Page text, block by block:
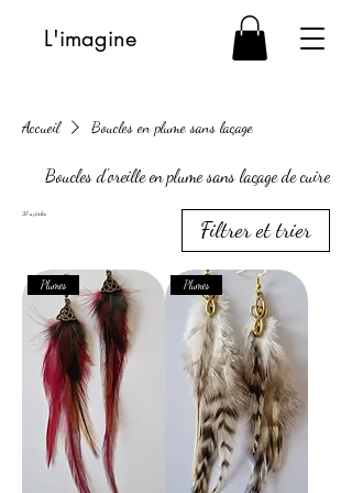
L'imagine
Accueil Boucles en plume sans laçage
Boucles d'oreille en plume sans laçage de cuire
27 articles
Filtrer et trier
Plumes Plumes